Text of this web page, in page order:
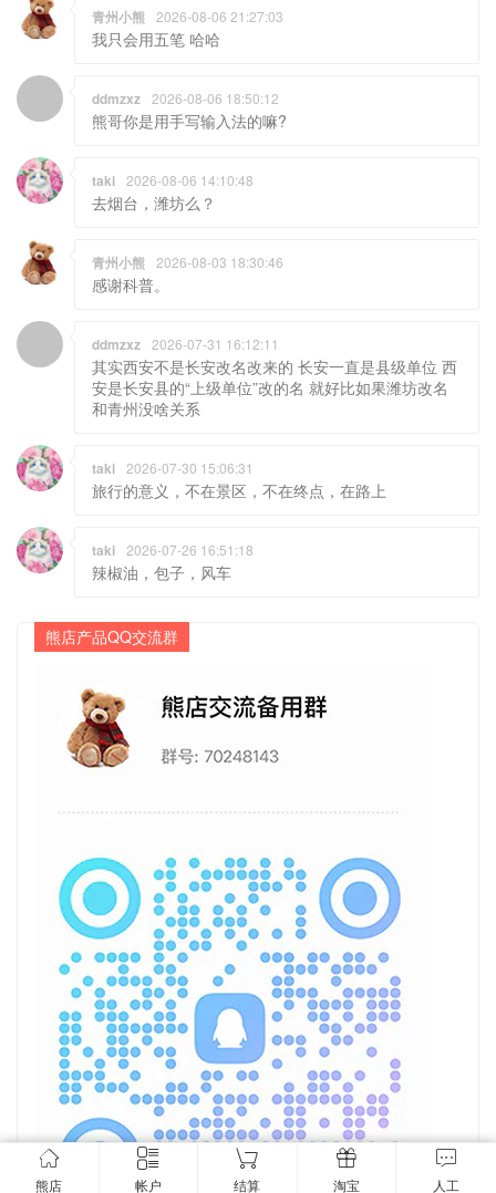
我只会用五笔 哈哈
熊哥你是用手写输入法的嘛?
去烟台，潍坊么？
感谢科普。
其实西安不是长安改名改来的 长安一直是县级单位 西
安是长安县的“上级单位”改的名 就好比如果潍坊改名
和青州没啥关系
旅行的意义，不在景区，不在终点，在路上
辣椒油，包子，风车
熊店产品QQ交流群
熊店 帐户 结算 淘宝 人工